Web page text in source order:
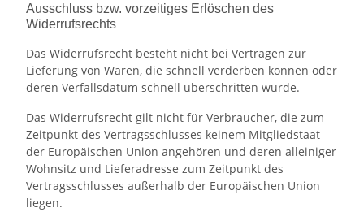
Ausschluss bzw. vorzeitiges Erlöschen des
Widerrufsrechts
Das Widerrufsrecht besteht nicht bei Verträgen zur
Lieferung von Waren, die schnell verderben können oder
deren Verfallsdatum schnell überschritten würde.
Das Widerrufsrecht gilt nicht für Verbraucher, die zum
Zeitpunkt des Vertragsschlusses keinem Mitgliedstaat
der Europäischen Union angehören und deren alleiniger
Wohnsitz und Lieferadresse zum Zeitpunkt des
Vertragsschlusses außerhalb der Europäischen Union
liegen.